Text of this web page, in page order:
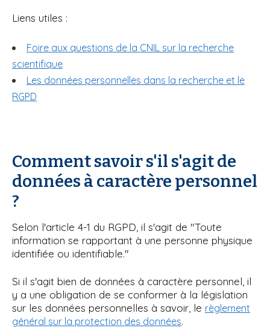
Liens utiles :
Foire aux questions de la CNIL sur la recherche
scientifique
Les données personnelles dans la recherche et le
RGPD
Comment savoir s'il s'agit de
données à caractère personnel
?
Selon l'article 4-1 du RGPD, il s'agit de "Toute
information se rapportant à une personne physique
identifiée ou identifiable."
Si il s'agit bien de données à caractère personnel, il
y a une obligation de se conformer à la législation
sur les données personnelles à savoir, le règlement
général sur la protection des données.